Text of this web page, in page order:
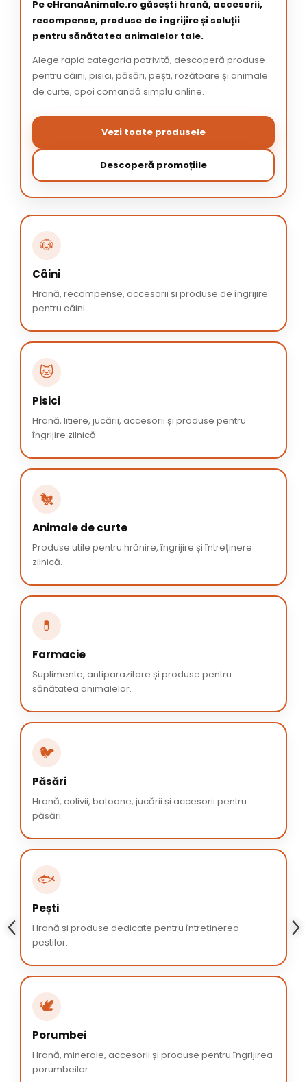
Pe eHranaAnimale.ro găsești hrană, accesorii,
recompense, produse de îngrijire și soluții
pentru sănătatea animalelor tale.
Alege rapid categoria potrivită, descoperă produse
pentru câini, pisici, păsări, pești, rozătoare și animale
de curte, apoi comandă simplu online.
Vezi toate produsele
Descoperă promoțiile
🐶
Câini
Hrană, recompense, accesorii și produse de îngrijire
pentru câini.
🐱
Pisici
Hrană, litiere, jucării, accesorii și produse pentru
îngrijire zilnică.
🐔
Animale de curte
Produse utile pentru hrănire, îngrijire și întreținere
zilnică.
💊
Farmacie
Suplimente, antiparazitare și produse pentru
sănătatea animalelor.
🐦
Păsări
Hrană, colivii, batoane, jucării și accesorii pentru
păsări.
🐟
Pești
Hrană și produse dedicate pentru întreținerea
peștilor.
🕊️
Porumbei
Hrană, minerale, accesorii și produse pentru îngrijirea
porumbeilor.